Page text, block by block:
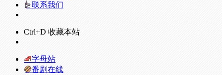
联系我们
Ctrl+D 收藏本站
字母站
番剧在线